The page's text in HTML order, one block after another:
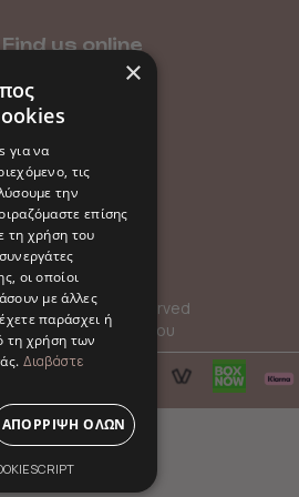
Find us online
| All rights reserved
Πολιτική Απορρήτου
×
για να
τις
την
επίσης
τη χρήση του
οι οποίοι
με άλλες
παράσχει ή
τη χρήση των
Διαβάστε
ΑΠΌΡΡΙΨΗ ΌΛΩΝ